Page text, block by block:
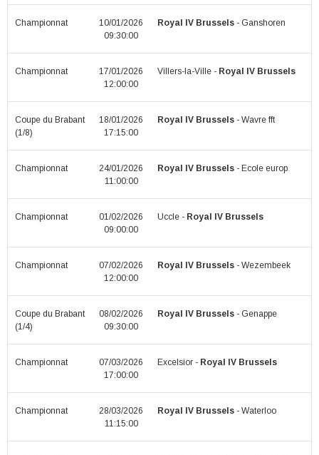
Championnat
10/01/2026
09:30:00
Royal IV Brussels - Ganshoren
Championnat
17/01/2026
12:00:00
Villers-la-Ville - Royal IV Brussels
Coupe du Brabant
(1/8)
18/01/2026
17:15:00
Royal IV Brussels - Wavre fft
Championnat
24/01/2026
11:00:00
Royal IV Brussels - Ecole europ
Championnat
01/02/2026
09:00:00
Uccle - Royal IV Brussels
Championnat
07/02/2026
12:00:00
Royal IV Brussels - Wezembeek
Coupe du Brabant
(1/4)
08/02/2026
09:30:00
Royal IV Brussels - Genappe
Championnat
07/03/2026
17:00:00
Excelsior - Royal IV Brussels
Championnat
28/03/2026
11:15:00
Royal IV Brussels - Waterloo